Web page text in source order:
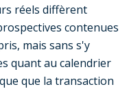
réels diffèrent
contenues
mais sans s'y
quant au calendrier
que la transaction